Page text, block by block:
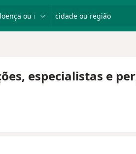
especialistas e